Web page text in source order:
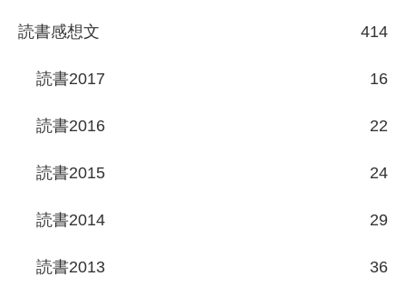
読書感想文 414
読書2017 16
読書2016 22
読書2015 24
読書2014 29
読書2013 36